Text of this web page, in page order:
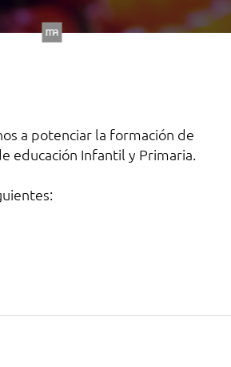
a potenciar la formación de
educación Infantil y Primaria.